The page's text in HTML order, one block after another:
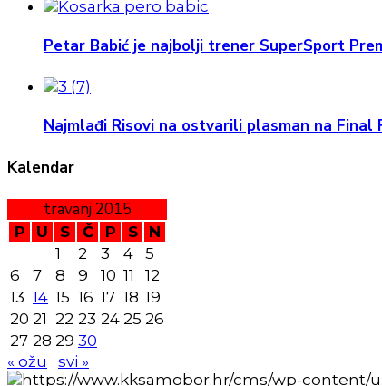
Petar Babić je najbolji trener SuperSport
Najmlađi Risovi na ostvarili plasman na Final
Kalendar
travanj 2015
P U S Č P S
N
1
2 3 4
5
6
7 8 9 10 11
12
13 14 15 16 17 18 19
20 21 22 23 24 25 26
27 28 29 30
« ožu
svi »